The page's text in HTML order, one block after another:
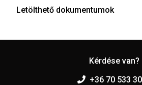
Letölthető dokumentumok
Kérdése van?
+36 70 533